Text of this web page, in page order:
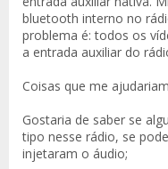
bluetooth interno no
problema é: todos os
a entrada auxiliar do
Coisas que me
Gostaria de saber se
tipo nesse rádio, se
injetaram o áudio;